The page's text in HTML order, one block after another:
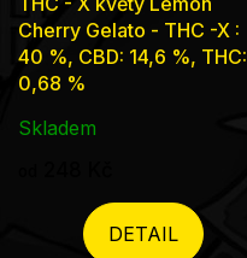
hodnocení
produktu
je
4,5
hvězdiček.
Cherry Gelato - THC -X :
40 %, CBD: 14,6 %, THC:
0,68 %
Skladem
DETAIL